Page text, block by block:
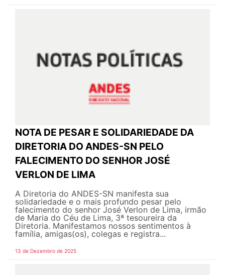
NOTA DE PESAR E SOLIDARIEDADE DA
DIRETORIA DO ANDES-SN PELO
FALECIMENTO DO SENHOR JOSÉ
VERLON DE LIMA
A Diretoria do ANDES-SN manifesta sua
solidariedade e o mais profundo pesar pelo
falecimento do senhor José Verlon de Lima, irmão
de Maria do Céu de Lima, 3ª tesoureira da
Diretoria. Manifestamos nossos sentimentos à
família, amigas(os), colegas e registra...
13 de Dezembro de 2025